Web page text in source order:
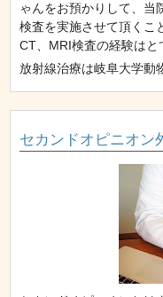
ゃんをお預かりして、当
検査を実施させて頂くこ
CT、MRI検査の経験はと
放射線治療は岐阜大学動
セカンドオピニオン